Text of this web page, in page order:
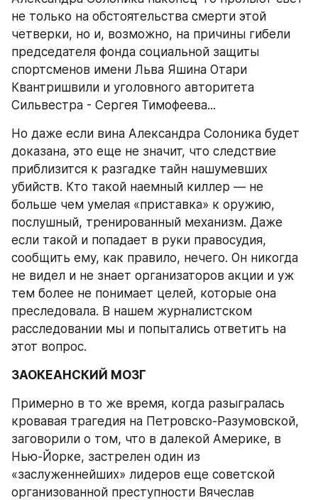
не только на обстоятельства смерти этой
четверки, но и, возможно, на причины гибели
председателя фонда социальной защиты
спортсменов имени Льва Яшина Отари
Квантришвили и уголовного авторитета
Сильвестра - Сергея Тимофеева...
Но даже если вина Александра Солоника будет
доказана, это еще не значит, что следствие
приблизится к разгадке тайн нашумевших
убийств. Кто такой наемный киллер — не
больше чем умелая «приставка» к оружию,
послушный, тренированный механизм. Даже
если такой и попадает в руки правосудия,
сообщить ему, как правило, нечего. Он никогда
не видел и не знает организаторов акции и уж
тем более не понимает целей, которые она
преследовала. В нашем журналистском
расследовании мы и попытались ответить на
этот вопрос.
ЗАОКЕАНСКИЙ МОЗГ
Примерно в то же время, когда разыгралась
кровавая трагедия на Петровско-Разумовской,
заговорили о том, что в далекой Америке, в
Нью-Йорке, застрелен один из
«заслуженнейших» лидеров еще советской
организованной преступности Вячеслав